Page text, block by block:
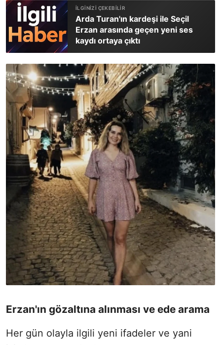
Arda Turan'ın kardeşi ile Seçil
Erzan arasında geçen yeni ses
kaydı ortaya çıktı
Erzan'ın gözaltına alınması ve ede arama
Her gün olayla ilgili yeni ifadeler ve yani